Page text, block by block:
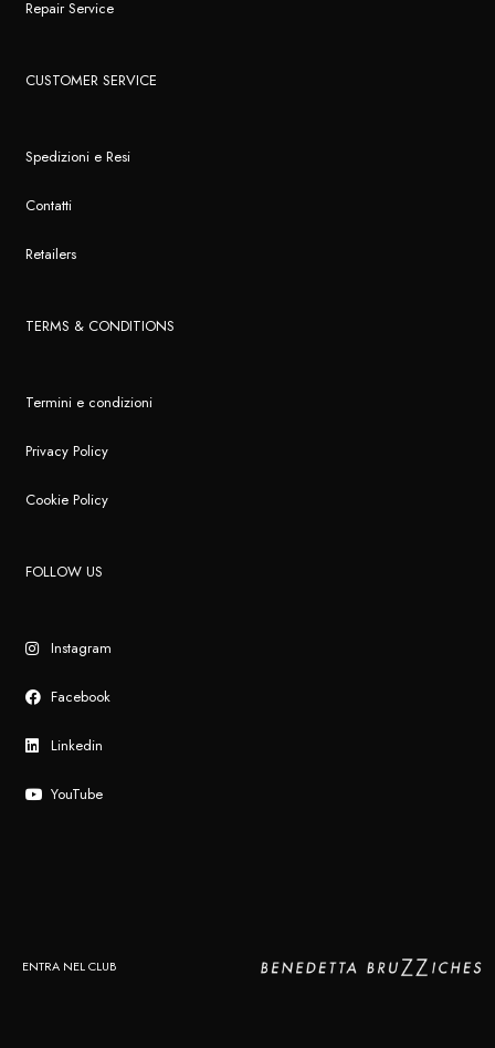
Repair Service
CUSTOMER SERVICE
Spedizioni e Resi
Contatti
Retailers
TERMS & CONDITIONS
Termini e condizioni
Privacy Policy
Cookie Policy
FOLLOW US
Instagram
Facebook
Linkedin
YouTube
ENTRA NEL CLUB